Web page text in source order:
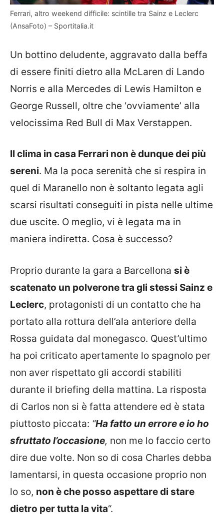
Ferrari, altro weekend difficile: scintille tra Sainz e Leclerc
(AnsaFoto) – Sportitalia.it
Un bottino deludente, aggravato dalla beffa
di essere finiti dietro alla McLaren di Lando
Norris e alla Mercedes di Lewis Hamilton e
George Russell, oltre che ‘ovviamente’ alla
velocissima Red Bull di Max Verstappen.
Il clima in casa Ferrari non è dunque dei più
sereni. Ma la poca serenità che si respira in
quel di Maranello non è soltanto legata agli
scarsi risultati conseguiti in pista nelle ultime
due uscite. O meglio, vi è legata ma in
maniera indiretta. Cosa è successo?
Proprio durante la gara a Barcellona si è
scatenato un polverone tra gli stessi Sainz e
Leclerc, protagonisti di un contatto che ha
portato alla rottura dell’ala anteriore della
Rossa guidata dal monegasco. Quest’ultimo
ha poi criticato apertamente lo spagnolo per
non aver rispettato gli accordi stabiliti
durante il briefing della mattina. La risposta
di Carlos non si è fatta attendere ed è stata
piuttosto piccata: “Ha fatto un errore e io ho
sfruttato l’occasione, non me lo faccio certo
dire due volte. Non so di cosa Charles debba
lamentarsi, in questa occasione proprio non
lo so, non è che posso aspettare di stare
dietro per tutta la vita“.